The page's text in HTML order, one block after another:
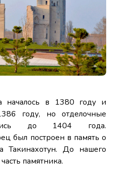
началось в 1380 году и
году, но отделочные
до 1404 года.
был построен в память о
Такинахотун. До нашего
памятника.